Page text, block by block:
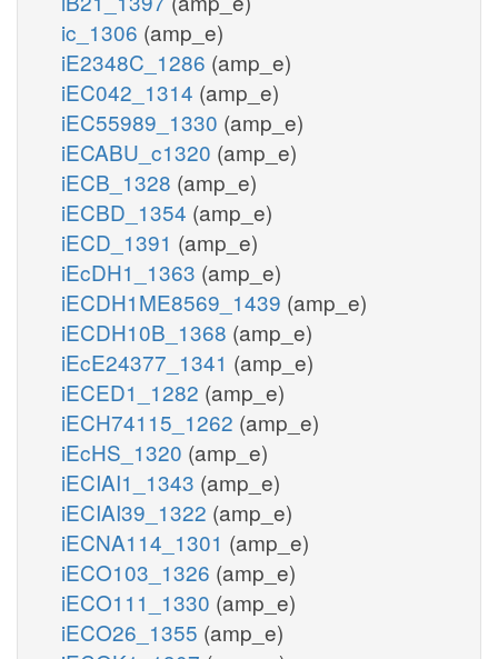
ic_1306 (amp_e)
iE2348C_1286 (amp_e)
iEC042_1314 (amp_e)
iEC55989_1330 (amp_e)
iECABU_c1320 (amp_e)
iECB_1328 (amp_e)
iECBD_1354 (amp_e)
iECD_1391 (amp_e)
iEcDH1_1363 (amp_e)
iECDH1ME8569_1439 (amp_e)
iECDH10B_1368 (amp_e)
iEcE24377_1341 (amp_e)
iECED1_1282 (amp_e)
iECH74115_1262 (amp_e)
iEcHS_1320 (amp_e)
iECIAI1_1343 (amp_e)
iECIAI39_1322 (amp_e)
iECNA114_1301 (amp_e)
iECO103_1326 (amp_e)
iECO111_1330 (amp_e)
iECO26_1355 (amp_e)